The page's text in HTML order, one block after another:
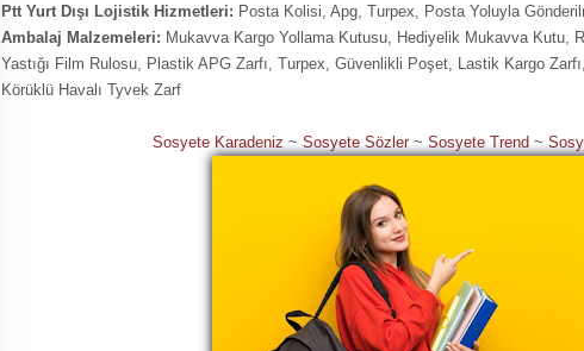
Ptt Yurt Dışı Lojistik Hizmetleri: Posta Kolisi, Apg, Turpex, Posta Yoluyla
Ambalaj Malzemeleri: Mukavva Kargo Yollama Kutusu, Hediyelik Mukavva Kutu,
Yastığı Film Rulosu, Plastik APG Zarfı, Turpex, Güvenlikli Poşet, Lastik Kargo
Körüklü Havalı Tyvek Zarf
Sosyete Karadeniz ~ Sosyete Sözler ~ Sosyete Trend ~